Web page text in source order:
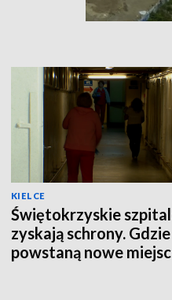
KIELCE
Świętokrzyskie
zyskają schrony. Gdzie
powstaną nowe